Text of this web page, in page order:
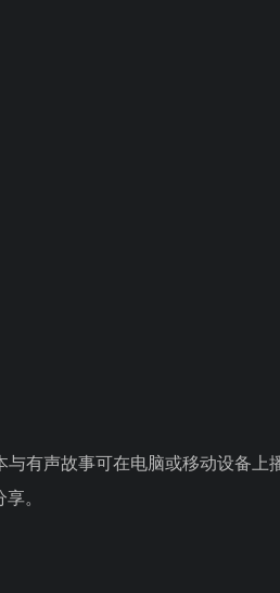
有声故事可在电脑或移动设备上
。